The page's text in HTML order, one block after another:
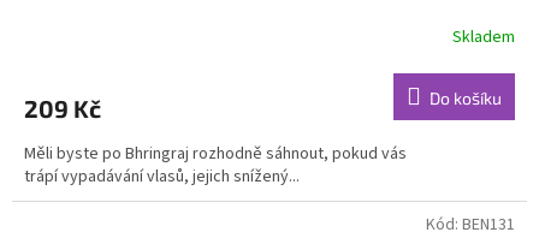
Skladem
209 Kč Do košíku
Měli byste po Bhringraj rozhodně sáhnout, pokud vás
trápí vypadávání vlasů, jejich snížený...
Kód: BEN131